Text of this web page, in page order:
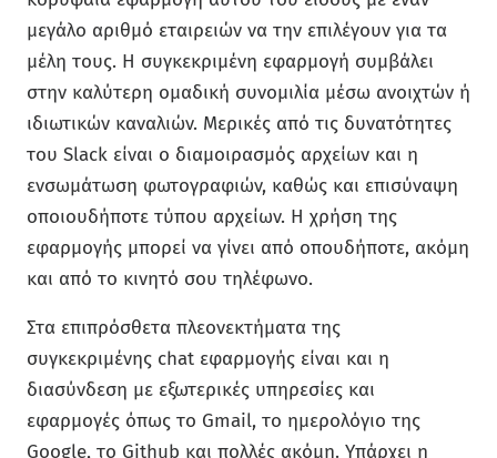
μεγάλο αριθμό εταιρειών να την επιλέγουν για τα
μέλη τους. Η συγκεκριμένη εφαρμογή συμβάλει
στην καλύτερη ομαδική συνομιλία μέσω ανοιχτών ή
ιδιωτικών καναλιών. Μερικές από τις δυνατότητες
του Slack είναι ο διαμοιρασμός αρχείων και η
ενσωμάτωση φωτογραφιών, καθώς και επισύναψη
οποιουδήποτε τύπου αρχείων. Η χρήση της
εφαρμογής μπορεί να γίνει από οπουδήποτε, ακόμη
και από το κινητό σου τηλέφωνο.
Στα επιπρόσθετα πλεονεκτήματα της
συγκεκριμένης chat εφαρμογής είναι και η
διασύνδεση με εξωτερικές υπηρεσίες και
εφαρμογές όπως το Gmail, το ημερολόγιο της
Google, το Github και πολλές ακόμη. Υπάρχει η